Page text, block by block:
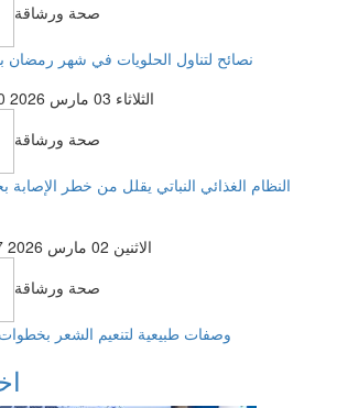
صحة ورشاقة
8 نصائح لتناول الحلويات في شهر
الثلاثاء 03 مارس 2026 12:10 صباحاً
صحة ورشاقة
النظام الغذائي النباتي يقلل من خطر
الاثنين 02 مارس 2026 11:37 مساءً
صحة ورشاقة
وصفات طبيعية لتنعيم الشعر